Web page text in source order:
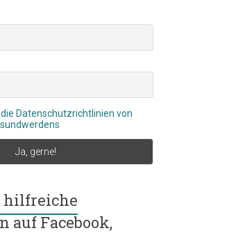
Datenschutzrichtlinien von
hilfreiche
auf Facebook,